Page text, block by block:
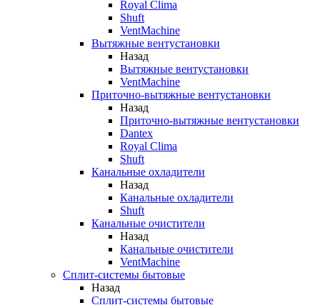
Royal Clima
Shuft
VentMachine
Вытяжные вентустановки
Назад
Вытяжные вентустановки
VentMachine
Приточно-вытяжные вентустановки
Назад
Приточно-вытяжные вентустановки
Dantex
Royal Clima
Shuft
Канальные охладители
Назад
Канальные охладители
Shuft
Канальные очистители
Назад
Канальные очистители
VentMachine
Сплит-системы бытовые
Назад
Сплит-системы бытовые